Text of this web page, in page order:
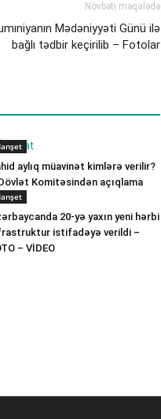
Növbəti məqalədə
Mədəniyyəti Günü ilə
bağlı tədbir keçirilib – Fotolar
aylıq müavinət kimlərə verilir?
Komitəsindən açıqlama
20-yə yaxın yeni hərbi
istifadəyə verildi –
– VİDEO